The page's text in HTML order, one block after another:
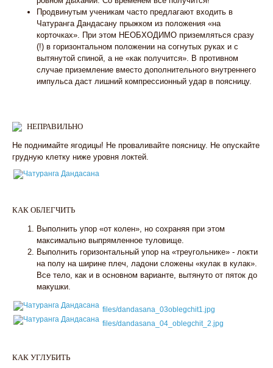
Продвинутым ученикам часто предлагают входить в
Чатуранга Дандасану прыжком из положения «на
корточках». При этом НЕОБХОДИМО приземляться сразу
(!) в горизонтальном положении на согнутых руках и с
вытянутой спиной, а не «как получится». В противном
случае приземление вместо дополнительного внутреннего
импульса даст лишний компрессионный удар в поясницу.
НЕПРАВИЛЬНО
Не поднимайте ягодицы! Не проваливайте поясницу. Не опускайте
грудную клетку ниже уровня локтей.
КАК ОБЛЕГЧИТЬ
Выполнить упор «от колен», но сохраняя при этом
максимально выпрямленное туловище.
Выполнить горизонтальный упор на «треугольнике» - локти
на полу на ширине плеч, ладони сложены «кулак в кулак».
Все тело, как и в основном варианте, вытянуто от пяток до
макушки.
files/dandasana_03oblegchit1.jpg
files/dandasana_04_oblegchit_2.jpg
КАК УГЛУБИТЬ